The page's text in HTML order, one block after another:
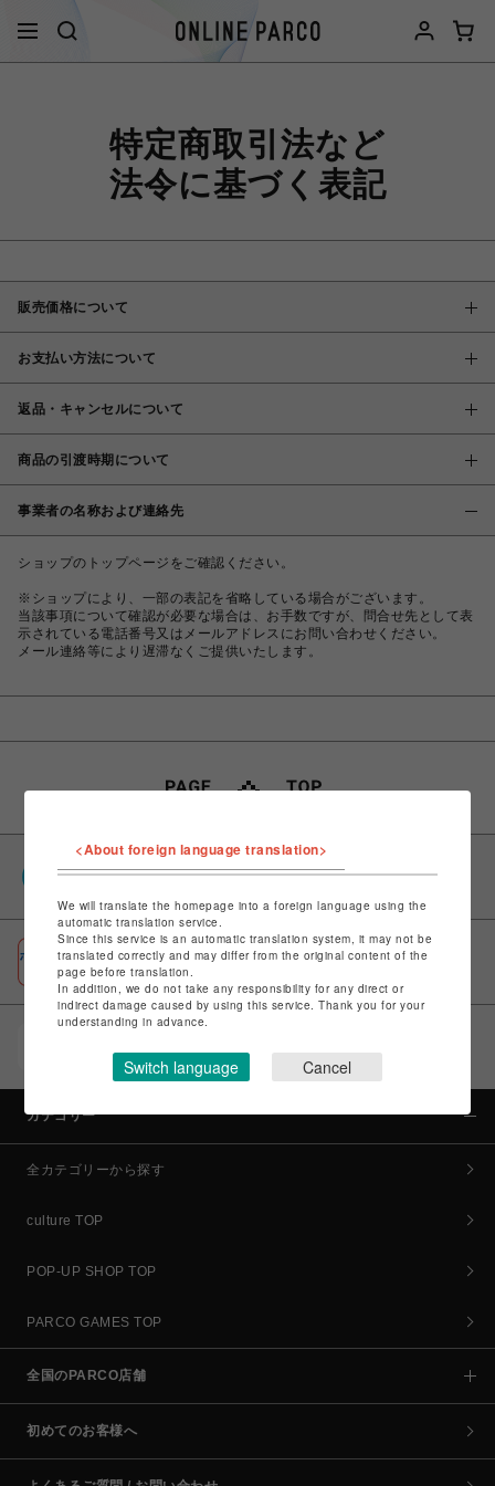
特定商取引法など
法令に基づく表記
販売価格について
お支払い方法について
返品・キャンセルについて
商品の引渡時期について
事業者の名称および連絡先
ショップのトップページをご確認ください。
※ショップにより、一部の表記を省略している場合がございます。
当該事項について確認が必要な場合は、お手数ですが、問合せ先として表
示されている電話番号又はメールアドレスにお問い合わせください。
メール連絡等により遅滞なくご提供いたします。
PARCOポイント
ポケパル払い
初回登録＆お買物で最大1,500円分のPARCOポイント進呈
コイン＆クーポンでPARCOでのお買い物がオトクに
カテゴリー
全カテゴリーから探す
culture TOP
POP-UP SHOP TOP
PARCO GAMES TOP
全国のPARCO店舗
初めてのお客様へ
<About foreign language translation>
We will translate the homepage into a foreign language using the
automatic translation service.
Since this service is an automatic translation system, it may not be
translated correctly and may differ from the original content of the
page before translation.
In addition, we do not take any responsibility for any direct or
indirect damage caused by using this service. Thank you for your
understanding in advance.
Switch language Cancel